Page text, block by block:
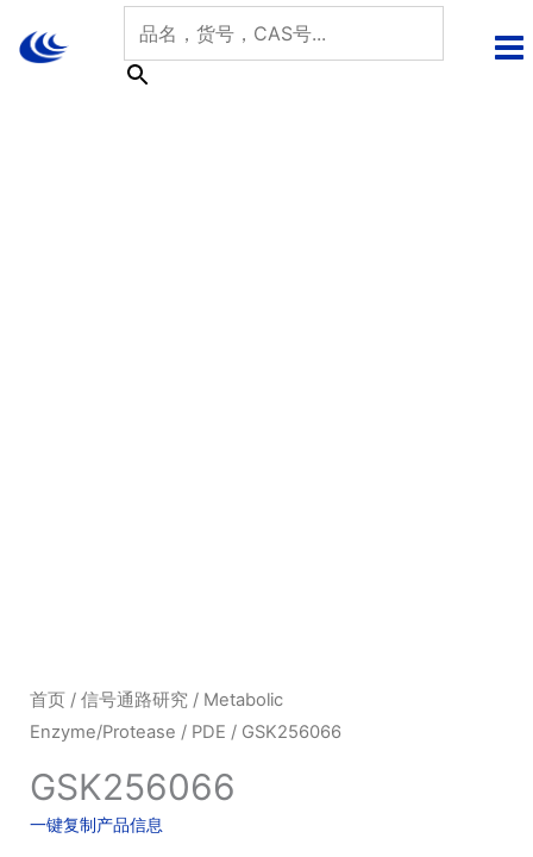
首页/ 信号通路研究/ Metabolic
Enzyme/Protease / PDE / GSK256066
GSK256066
一键复制产品信息